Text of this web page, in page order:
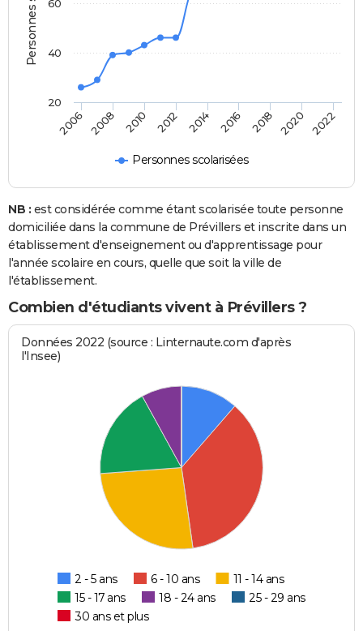
Personnes scolarisées
2006 2008 2010 2012 2014 2016 2018 2020 2022
20
40
60
NB : est considérée comme étant scolarisée toute personne
domiciliée dans la commune de Prévillers et inscrite dans un
établissement d'enseignement ou d'apprentissage pour
l'année scolaire en cours, quelle que soit la ville de
l'établissement.
Combien d'étudiants vivent à Prévillers ?
Données 2022 (source : Linternaute.com d'après
l'Insee)
2 - 5 ans 6 - 10 ans
11 - 14 ans
15 - 17 ans
18 - 24 ans
25 - 29 ans
30 ans et plus